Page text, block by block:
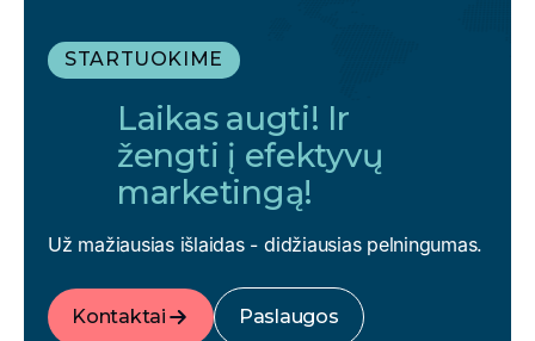
STARTUOKIME
Laikas augti! Ir
žengti į efektyvų
marketingą!
Už mažiausias išlaidas - didžiausias pelningumas.
Kontaktai Paslaugos